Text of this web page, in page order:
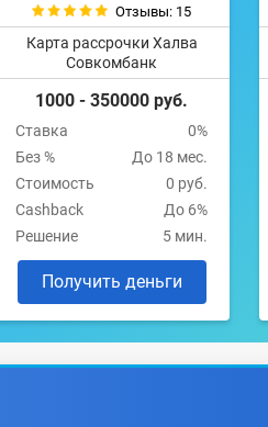
Отзывы: 15
Карта рассрочки Халва
Совкомбанк
1000 - 350000 руб.
Ставка
0%
Без %
До 18 мес.
Стоимость
0 руб.
Cashback
До 6%
Решение
5 мин.
Получить деньги